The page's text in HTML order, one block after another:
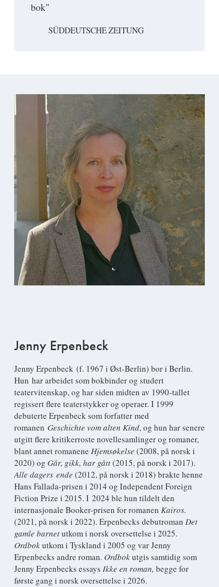
bok"
SÜDDEUTSCHE ZEITUNG
Jenny Erpenbeck
Jenny Erpenbeck (f. 1967 i Øst-Berlin) bor i Berlin.
Hun har arbeidet som bokbinder og studert
teatervitenskap, og har siden midten av 1990-tallet
regissert flere teaterstykker og operaer. I 1999
debuterte Erpenbeck som forfatter med
romanen Geschichte vom alten Kind, og hun har senere
utgitt flere kritikerroste novellesamlinger og romaner,
blant annet romanene Hjemsøkelse (2008, på norsk i
2020) og Går, gikk, har gått(2015, på norsk i 2017).
Alle dagers ende (2012, på norsk i 2018) brakte henne
Hans Fallada-prisen i 2014 og Independent Foreign
Fiction Prize i 2015. I 2024 ble hun tildelt den
internasjonale Booker-prisen for romanen Kairos.
(2021, på norsk i 2022). Erpenbecks debutroman Det
gamle barnetutkom i norsk oversettelse i 2025.
Ordbokutkom i Tyskland i 2005 og var Jenny
Erpenbecks andre roman. Ordbokutgis samtidig som
Jenny Erpenbecks essays Ikke en roman, begge for
første gang i norsk oversettelse i 2026.